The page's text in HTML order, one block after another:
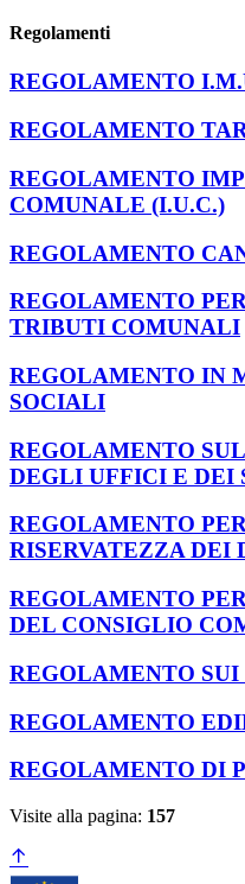
Regolamenti
REGOLAMENTO
REGOLAMENTO
REGOLAMENTO
COMUNALE (I.U.C.)
REGOLAMENTO
REGOLAMENTO
TRIBUTI COMUNALI
REGOLAMENTO IN
SOCIALI
REGOLAMENTO
DEGLI UFFICI E DEI
REGOLAMENTO
RISERVATEZZA DEI
REGOLAMENTO
DEL CONSIGLIO
REGOLAMENTO
REGOLAMENTO
REGOLAMENTO DI
Visite alla pagina: 157